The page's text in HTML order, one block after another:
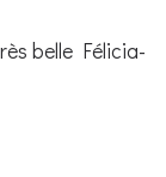
belle Félicia-